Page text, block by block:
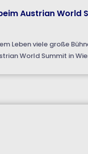
Austrian World
Leben viele große
World Summit in